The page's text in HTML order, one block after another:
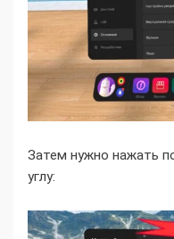
Затем нужно нажать
углу: